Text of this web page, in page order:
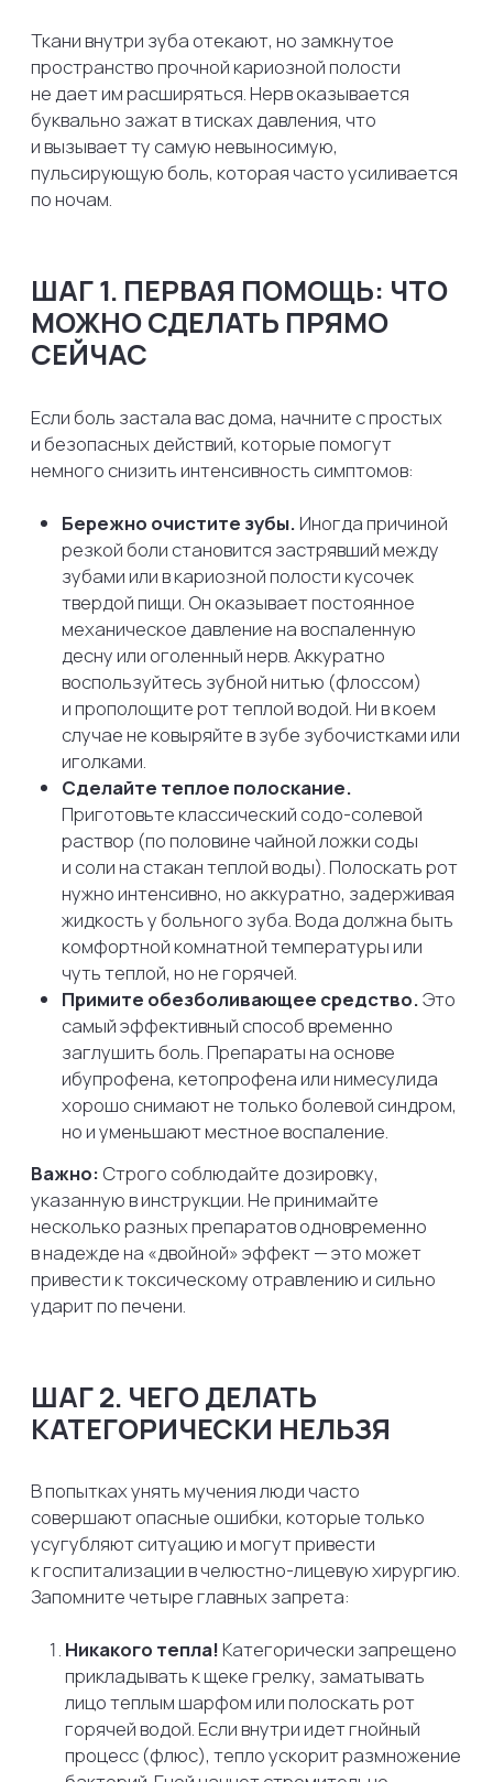
случае не ковыряйте в зубе зубочистками или
иголками.
Сделайте теплое полоскание.
Приготовьте классический содо-солевой
раствор (по половине чайной ложки соды
и соли на стакан теплой воды). Полоскать рот
нужно интенсивно, но аккуратно, задерживая
жидкость у больного зуба. Вода должна быть
комфортной комнатной температуры или
ибупрофена, кетопрофена или нимесулида
хорошо снимают не только болевой синдром,
но и уменьшают местное воспаление.
Важно: Строго соблюдайте дозировку,
в надежде на «двойной» эффект — это может
привести к токсическому отравлению и сильно
ударит по печени.
ШАГ 2. ЧЕГО ДЕЛАТЬ
КАТЕГОРИЧЕСКИ НЕЛЬЗЯ
В попытках унять мучения люди часто
совершают опасные ошибки, которые только
усугубляют ситуацию и могут привести
к госпитализации в челюстно-лицевую хирургию.
Запомните четыре главных запрета:
Категорически запрещено
прикладывать к щеке грелку, заматывать
лицо теплым шарфом или полоскать рот
горячей водой. Если внутри идет гнойный
бактерий. Гной начнет стремительно
распространяться по окружающим тканям,
что может вызвать опасный отек лица и шеи.
Не прикладывайте аспирин к зубу.
Существует старый опасный миф: положить
таблетку аспирина прямо на больной зуб или
десну. Ацетилсалициловая кислота
не всосется через эмаль, зато вызовет
сильнейший химический ожог слизистой
оболочки десны. Принимать любые
лекарства нужно только внутрь.
Не принимайте антибиотики
самостоятельно.Антибиотики
не обладают обезболивающим эффектом.
Назначить их может только врач после
осмотра, если для этого есть строгие
показания. Бесконтрольный прием смажет
клиническую картину и вызовет привыкание
бактерий к препарату.
Когда вы ложитесь, приток крови к голове
и челюсти усиливается. Давление внутри
воспаленного зуба растет, и боль
становится в разы сильнее. Постарайтесь
сидеть или отдыхать полулежа, подложив под
спину несколько подушек.
К народным методам стоит относиться
с большой осторожностью. Безопасными
шалфея или коры дуба. Они обладают легким
антисептическим и вяжущим действием.
А вот прикладывание к зубу чеснока, сала,
крепким алкоголем — малоэффективны и опасны
для нежной слизистой рта. Спирт и чесночный сок
ЧТО ДЕЛАТЬ, ЕСЛИ БОЛЬ
ВНЕЗАПНО ПРОШЛА САМА?
Иногда случается «чудо»: зуб невыносимо болел